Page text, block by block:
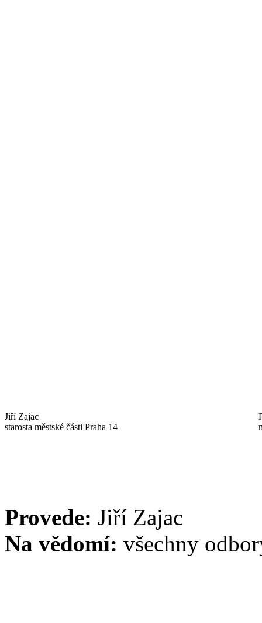
Jiří Zajac
starosta městské části Praha 14
Provede: Jiří Zajac
Na vědomí: všechny